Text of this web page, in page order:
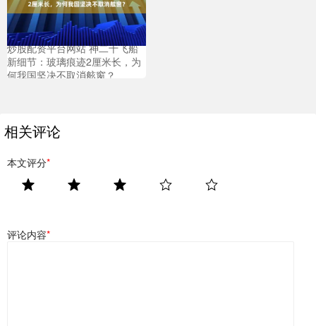
炒股配资平台网站 神二十飞船
新细节：玻璃痕迹2厘米长，为
何我国坚决不取消舷窗？
相关评论
本文评分*
评论内容*